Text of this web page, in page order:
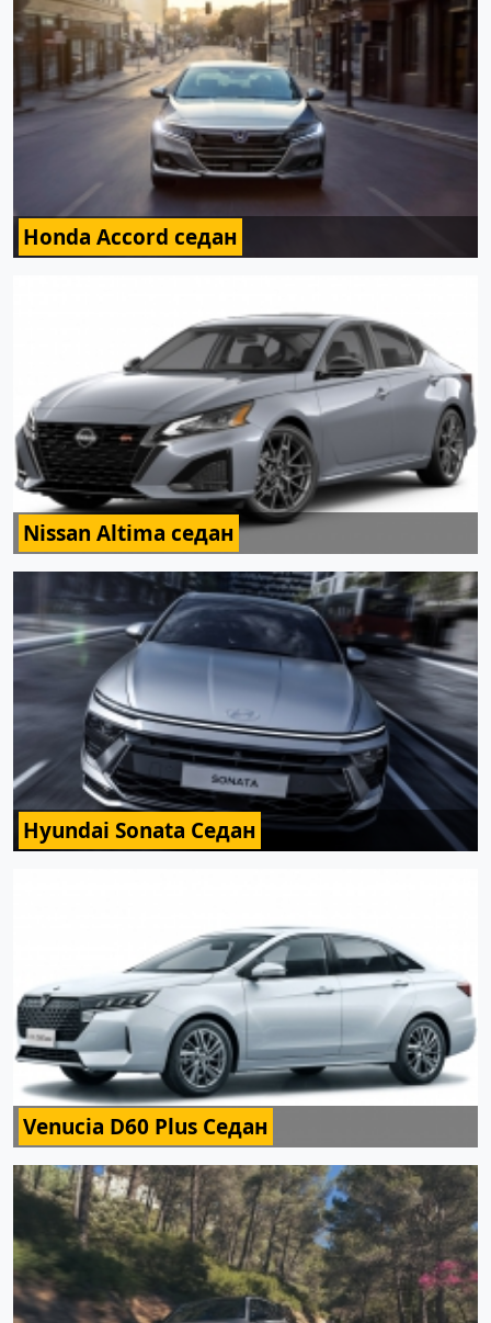
Honda Accord седан
Nissan Altima седан
Hyundai Sonata Седан
Venucia D60 Plus Седан